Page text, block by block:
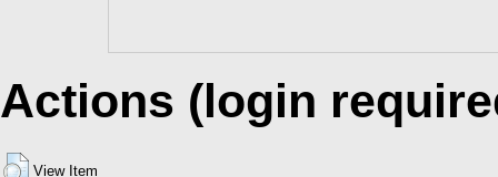
Actions (login
View Item